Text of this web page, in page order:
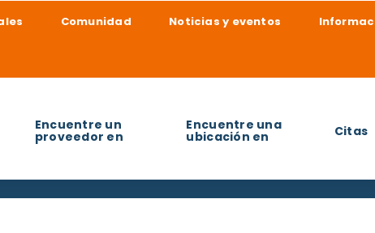
Comunidad Noticias y eventos
Encuentre un
proveedor en
Encuentre una
ubicación en Citas
a encontrar?